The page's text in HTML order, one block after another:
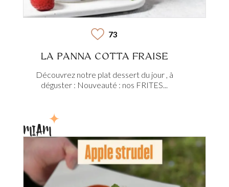
73
LA PANNA COTTA FRAISE
Découvrez notre plat dessert du jour , à
déguster : Nouveauté : nos FRITES...
MIAM